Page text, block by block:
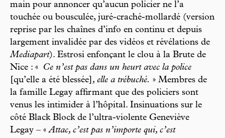
main pour annoncer qu’aucun policier ne l’a
touchée ou bousculée, juré-craché-mollardé (version
reprise par les chaînes d’info en continu et depuis
largement invalidée par des vidéos et révélations de
Mediapart). Estrosi enfonçant le clou à la Brute de
Nice : «
Ce n’est pas dans un heurt avec la police
[qu’elle a été blessée] , elle a trébuché. » Membres de
la famille Legay affirmant que des policiers sont
venus les intimider à l’hôpital. Insinuations sur le
côté Black Block de l’ultra-violente Geneviève
Legay – «Attac, c’est pas n’importe qui, c’est